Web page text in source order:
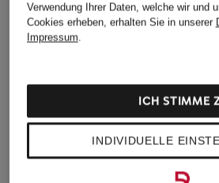
Verwendung Ihrer Daten, welche wir und
Cookies erheben, erhalten Sie in unserer
Impressum.
INDIVIDUELLE
ICH STIMME